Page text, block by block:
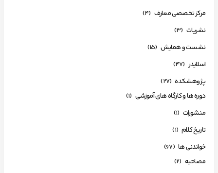
مرکز تخصصی معارف (4)
نشریات (3)
نشست و همایش (15)
اسلایدر (47)
پژوهشکده (27)
دوره ها و کارگاه های آموزشی (1)
منشورات (1)
تاریخ کلام (1)
خواندنی ها (67)
مصاحبه (2)